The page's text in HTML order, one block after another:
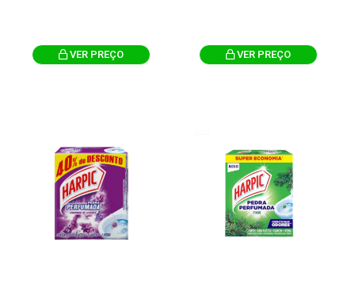
VER PREÇO VER PREÇO